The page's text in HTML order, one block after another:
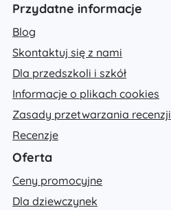
Przydatne informacje
Blog
Skontaktuj się z nami
Dla przedszkoli i szkół
Informacje o plikach cookies
Zasady przetwarzania recenzji
Recenzje
Oferta
Ceny promocyjne
Dla dziewczynek